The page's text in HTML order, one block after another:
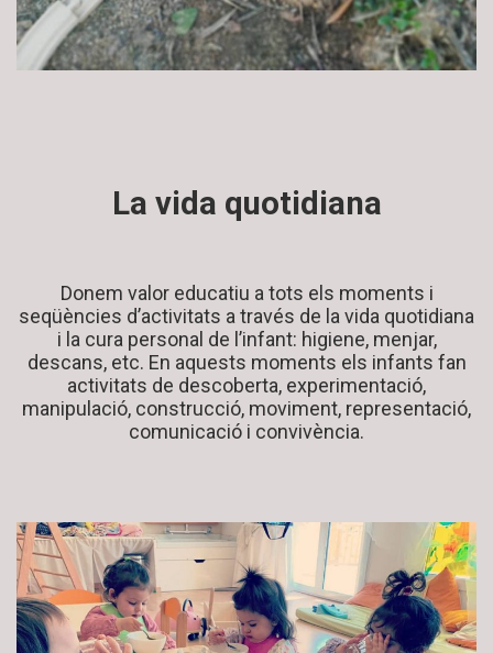
La vida quotidiana
Donem valor educatiu a tots els moments i
seqüències d’activitats a través de la vida quotidiana
i la cura personal de l’infant: higiene, menjar,
descans, etc. En aquests moments els infants fan
activitats de descoberta, experimentació,
manipulació, construcció, moviment, representació,
comunicació i convivència.